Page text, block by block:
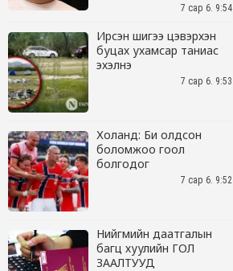
7 сар 6. 9:54
Ирсэн шигээ цэвэрхэн
буцах ухамсар таниас
эхэлнэ
7 сар 6. 9:53
Холанд: Би олдсон
боломжоо гоол
болгодог
7 сар 6. 9:52
Нийгмийн даатгалын
багц хуулийн ГОЛ
ЗААЛТУУД